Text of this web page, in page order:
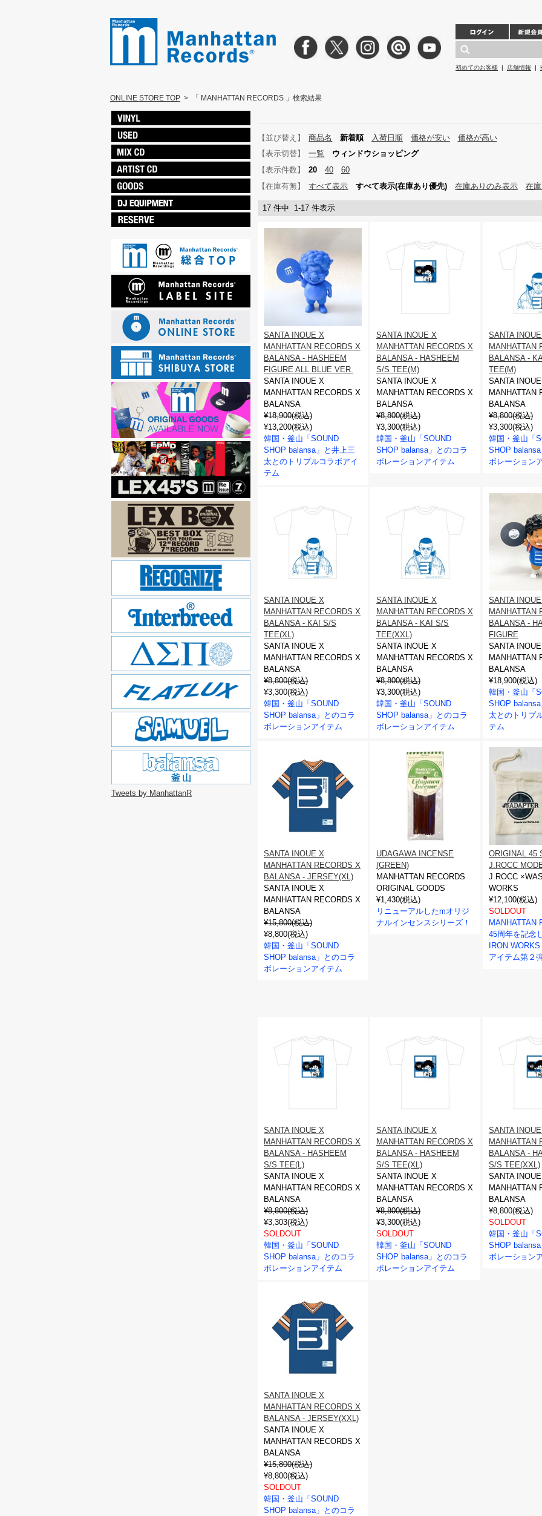
初めてのお客様 | 店舗情報 |
ONLINE STORE TOP > 「 MANHATTAN RECORDS 」検索結果
Tweets by ManhattanR
【並び替え】 商品名 新着順 入荷日順 価格が安い
価格が高い
【表示切替】
一覧
ウィンドウショッピング
【表示件数】
20 40
60
【在庫有無】
すべて表示 すべて表示(在庫あり優先) 在庫ありのみ表示 在
17 件中 1-17 件表示
SANTA INOUE X
MANHATTAN RECORDS X
BALANSA - HASHEEM
FIGURE ALL BLUE VER.
SANTA INOUE X
MANHATTAN RECORDS X
BALANSA
¥18,900(税込)
¥13,200(税込)
韓国・釜山「SOUND
SHOP balansa」と井上三
太とのトリプルコラボアイ
テム
SANTA INOUE X
MANHATTAN RECORDS X
BALANSA - HASHEEM
S/S TEE(M)
SANTA INOUE X
MANHATTAN RECORDS X
BALANSA
¥8,800(税込)
¥3,300(税込)
韓国・釜山「SOUND
SHOP balansa」とのコラ
ボレーションアイテム
SANTA
MANHATTAN
BALANSA -
TEE(M)
SANTA
MANHATTAN
BALANSA
¥8,800(税込)
¥3,300(税込)
韓国・釜山「
SHOP
ボレーション
SANTA INOUE X
MANHATTAN RECORDS X
BALANSA - KAI S/S
TEE(XL)
SANTA INOUE X
MANHATTAN RECORDS X
BALANSA
¥8,800(税込)
¥3,300(税込)
韓国・釜山「SOUND
SHOP balansa」とのコラ
ボレーションアイテム
SANTA INOUE X
MANHATTAN RECORDS X
BALANSA - KAI S/S
TEE(XXL)
SANTA INOUE X
MANHATTAN RECORDS X
BALANSA
¥8,800(税込)
¥3,300(税込)
韓国・釜山「SOUND
SHOP balansa」とのコラ
ボレーションアイテム
SANTA
MANHATTAN
BALANSA -
FIGURE
SANTA
MANHATTAN
BALANSA
¥18,900(税込)
韓国・釜山「
SHOP
太とのトリプ
テム
SANTA INOUE X
MANHATTAN RECORDS X
BALANSA - JERSEY(XL)
SANTA INOUE X
MANHATTAN RECORDS X
BALANSA
¥15,800(税込)
¥8,800(税込)
韓国・釜山「SOUND
SHOP balansa」とのコラ
ボレーションアイテム
UDAGAWA INCENSE
(GREEN)
MANHATTAN RECORDS
ORIGINAL GOODS
¥1,430(税込)
リニューアルしたmオリジ
ナルインセンスシリーズ！
ORIGINAL 45
J.ROCC
J.ROCC
WORKS
¥12,100(税込)
SOLDOUT
MANHATTAN
45周年を記念
IRON
アイテム第２
SANTA INOUE X
MANHATTAN RECORDS X
BALANSA - HASHEEM
S/S TEE(L)
SANTA INOUE X
MANHATTAN RECORDS X
BALANSA
¥8,800(税込)
¥3,303(税込)
SOLDOUT
韓国・釜山「SOUND
SHOP balansa」とのコラ
ボレーションアイテム
SANTA INOUE X
MANHATTAN RECORDS X
BALANSA - HASHEEM
S/S TEE(XL)
SANTA INOUE X
MANHATTAN RECORDS X
BALANSA
¥8,800(税込)
¥3,300(税込)
SOLDOUT
韓国・釜山「SOUND
SHOP balansa」とのコラ
ボレーションアイテム
SANTA
MANHATTAN
BALANSA -
S/S TEE(XXL)
SANTA
MANHATTAN
BALANSA
¥8,800(税込)
SOLDOUT
韓国・釜山「
SHOP
ボレーション
SANTA INOUE X
MANHATTAN RECORDS X
BALANSA - JERSEY(XXL)
SANTA INOUE X
MANHATTAN RECORDS X
BALANSA
¥15,800(税込)
¥8,800(税込)
SOLDOUT
韓国・釜山「SOUND
SHOP balansa」とのコラ